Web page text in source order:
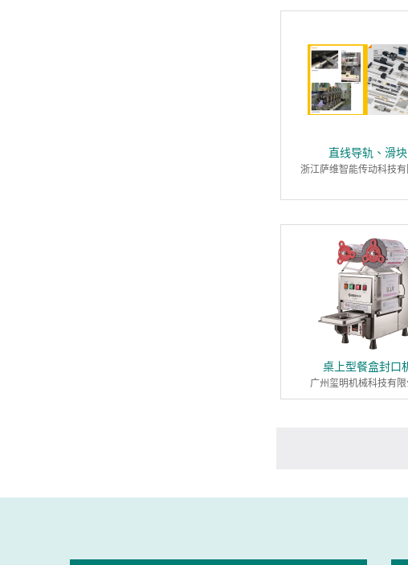
直线导轨、滑块
浙江萨维智能传动科技有
桌上型餐盒封口
广州玺明机械科技有限